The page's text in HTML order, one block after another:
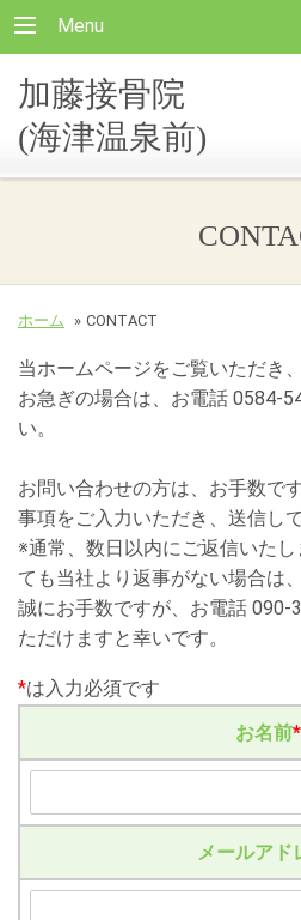
Menu
加藤接骨院
(海津温泉前)
ホーム » CONTACT
当ホームページをご覧いただき
お急ぎの場合は、お電話 0584-
い。
お問い合わせの方は、お手数で
事項をご入力いただき、送信し
※通常、数日以内にご返信いた
ても当社より返事がない場合は、
誠にお手数ですが、お電話 090-
ただけますと幸いです。
*は入力必須です
お名前*
メールアド